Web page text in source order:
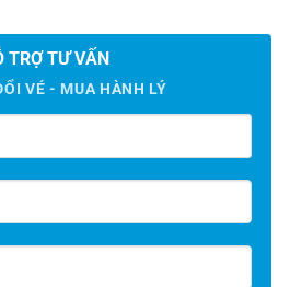
TRỢ TƯ VẤN
VÉ - MUA HÀNH LÝ